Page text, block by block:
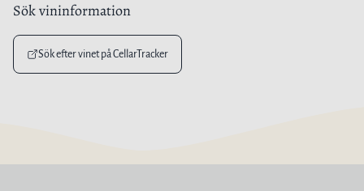
Sök vininformation
Sök efter vinet på CellarTracker